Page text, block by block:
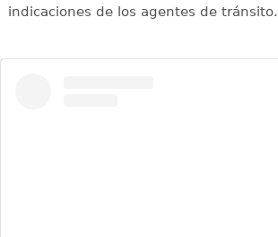
indicaciones de los agentes de tránsito.